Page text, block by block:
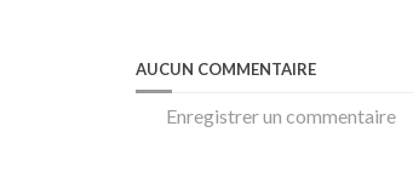
AUCUN COMMENTAIRE
Enregistrer un commentaire